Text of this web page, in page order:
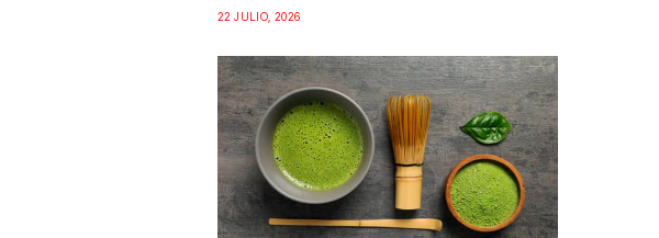
22 JULIO, 2026